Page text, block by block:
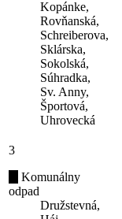
Kopánke,
Rovňanská,
Schreiberova,
Sklárska,
Sokolská,
Súhradka,
Sv. Anny,
Športová,
Uhrovecká
3
Komunálny
odpad
Družstevná,